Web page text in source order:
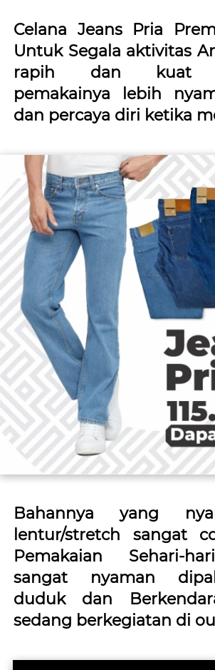
Celana Jeans Pria
Untuk Segala aktivitas
rapih dan kuat
pemakainya lebih
dan percaya diri ketika
Bahannya yang
lentur/stretch sangat
Pemakaian Sehari-
sangat nyaman
duduk dan
sedang berkegiatan di